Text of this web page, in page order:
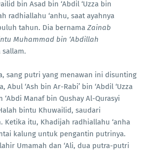
bin Asad bin ‘Abdil ‘Uzza bin
radhiallahu ‘anhu, saat ayahnya
tahun. Dia bernama Zainab
Muhammad bin ‘Abdillah
sallam.
sang putri yang menawan ini disunting
Abul ‘Ash bin Ar-Rabi’ bin ‘Abdil ‘Uzza
‘Abdi Manaf bin Qushay Al-Qurasyi
bintu Khuwailid, saudari
Ketika itu, Khadijah radhiallahu ‘anha
kalung untuk pengantin putrinya.
Umamah dan ‘Ali, dua putra-putri